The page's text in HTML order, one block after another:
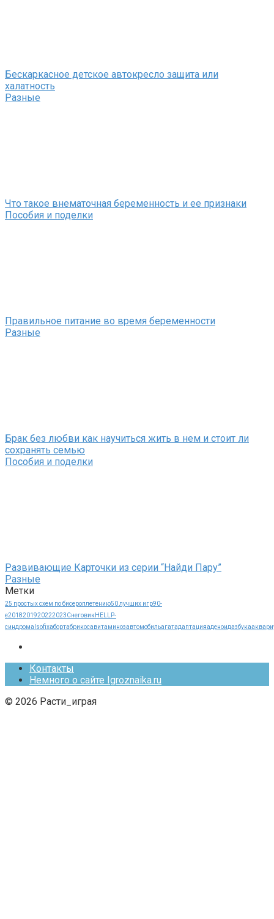
Бескаркасное детское автокресло защита или
халатность
Разные
Что такое внематочная беременность и ее признаки
Пособия и поделки
Правильное питание во время беременности
Разные
Брак без любви как научиться жить в нем и стоит ли
сохранять семью
Пособия и поделки
Развивающие Карточки из серии “Найди Пару”
Разные
Метки
25 простых схем по бисероплетению50 лучших игр90-
е2018201920222023CнеговикHELLP-
синдрома Isofixабортабрикосавитаминозавтомобильагатадаптацияаденоидазбука
Контакты
Немного о сайте Igroznaika.ru
© 2026 Расти_играя